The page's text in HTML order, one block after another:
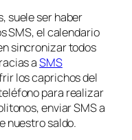
suele ser haber
SMS, el calendario
sincronizar todos
aSMS
los caprichos del
para realizar
enviar SMS a
nuestro saldo.